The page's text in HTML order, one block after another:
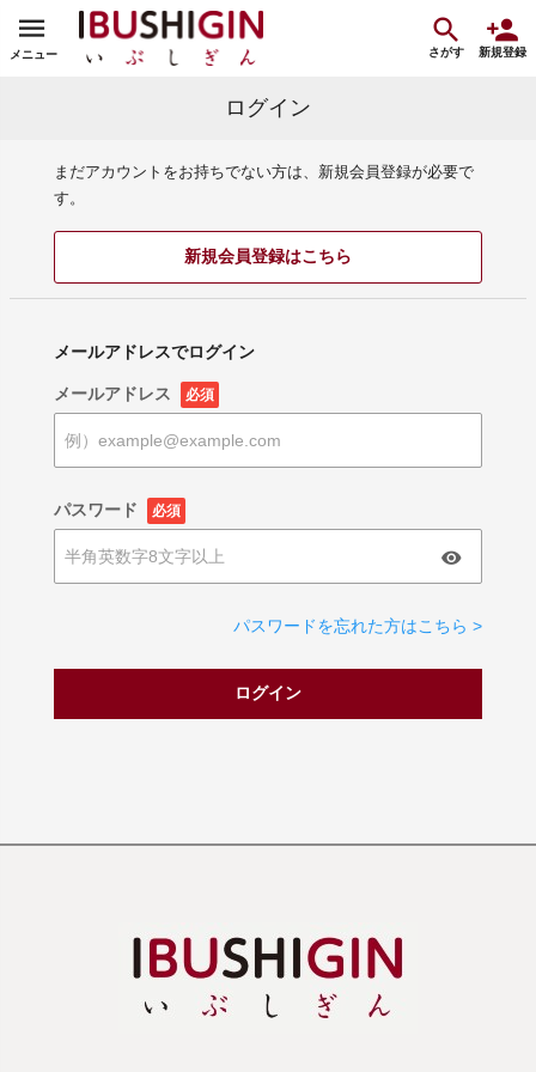
メニュー さがす 新規登録
ログイン
まだアカウントをお持ちでない方は、新規会員登録が必要で
す。
新規会員登録はこちら
メールアドレスでログイン
メールアドレス 必須
パスワード 必須
パスワードを忘れた方はこちら >
ログイン